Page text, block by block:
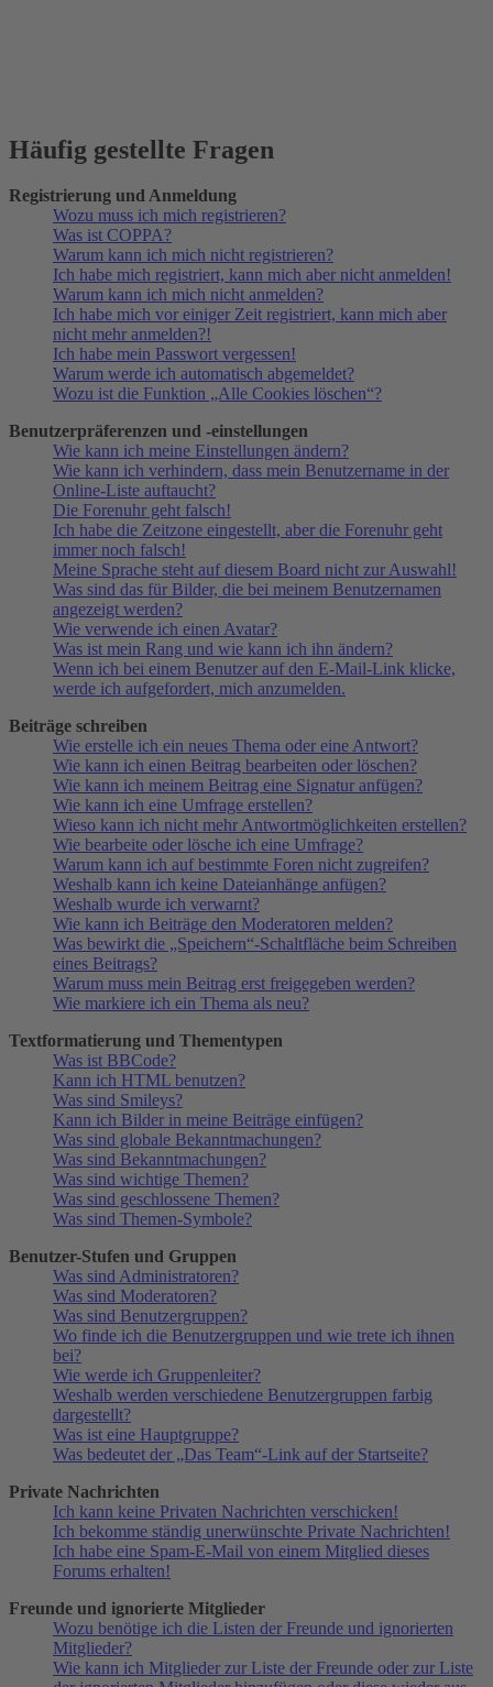
Häufig gestellte Fragen
Registrierung und Anmeldung
Wozu muss ich mich registrieren?
Was ist COPPA?
Warum kann ich mich nicht registrieren?
Ich habe mich registriert, kann mich aber nicht anmelden!
Warum kann ich mich nicht anmelden?
Ich habe mich vor einiger Zeit registriert, kann mich aber
nicht mehr anmelden?!
Ich habe mein Passwort vergessen!
Warum werde ich automatisch abgemeldet?
Wozu ist die Funktion „Alle Cookies löschen“?
Benutzerpräferenzen und -einstellungen
Wie kann ich meine Einstellungen ändern?
Wie kann ich verhindern, dass mein Benutzername in der
Online-Liste auftaucht?
Die Forenuhr geht falsch!
Ich habe die Zeitzone eingestellt, aber die Forenuhr geht
immer noch falsch!
Meine Sprache steht auf diesem Board nicht zur Auswahl!
Was sind das für Bilder, die bei meinem Benutzernamen
angezeigt werden?
Wie verwende ich einen Avatar?
Was ist mein Rang und wie kann ich ihn ändern?
Wenn ich bei einem Benutzer auf den E-Mail-Link klicke,
werde ich aufgefordert, mich anzumelden.
Beiträge schreiben
Wie erstelle ich ein neues Thema oder eine Antwort?
Wie kann ich einen Beitrag bearbeiten oder löschen?
Wie kann ich meinem Beitrag eine Signatur anfügen?
Wie kann ich eine Umfrage erstellen?
Wieso kann ich nicht mehr Antwortmöglichkeiten erstellen?
Wie bearbeite oder lösche ich eine Umfrage?
Warum kann ich auf bestimmte Foren nicht zugreifen?
Weshalb kann ich keine Dateianhänge anfügen?
Weshalb wurde ich verwarnt?
Wie kann ich Beiträge den Moderatoren melden?
Was bewirkt die „Speichern“-Schaltfläche beim Schreiben
eines Beitrags?
Warum muss mein Beitrag erst freigegeben werden?
Wie markiere ich ein Thema als neu?
Textformatierung und Thementypen
Was ist BBCode?
Kann ich HTML benutzen?
Was sind Smileys?
Kann ich Bilder in meine Beiträge einfügen?
Was sind globale Bekanntmachungen?
Was sind Bekanntmachungen?
Was sind wichtige Themen?
Was sind geschlossene Themen?
Was sind Themen-Symbole?
Benutzer-Stufen und Gruppen
Was sind Administratoren?
Was sind Moderatoren?
Was sind Benutzergruppen?
Wo finde ich die Benutzergruppen und wie trete ich ihnen
bei?
Wie werde ich Gruppenleiter?
Weshalb werden verschiedene Benutzergruppen farbig
dargestellt?
Was ist eine Hauptgruppe?
Was bedeutet der „Das Team“-Link auf der Startseite?
Private Nachrichten
Ich kann keine Privaten Nachrichten verschicken!
Ich bekomme ständig unerwünschte Private Nachrichten!
Ich habe eine Spam-E-Mail von einem Mitglied dieses
Forums erhalten!
Freunde und ignorierte Mitglieder
Wozu benötige ich die Listen der Freunde und ignorierten
Mitglieder?
Wie kann ich Mitglieder zur Liste der Freunde oder zur Liste